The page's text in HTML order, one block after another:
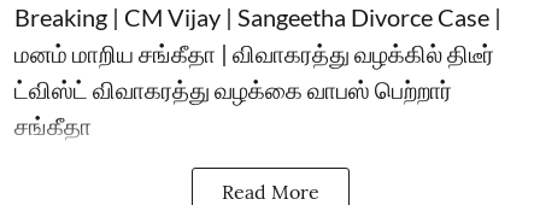
Breaking | CM Vijay | Sangeetha Divorce Case |
மனம் மாறிய சங்கீதா | விவாகரத்து வழக்கில் திடீர்
ட்விஸ்ட் விவாகரத்து வழக்கை வாபஸ் பெற்றார்
சங்கீதா
Read More